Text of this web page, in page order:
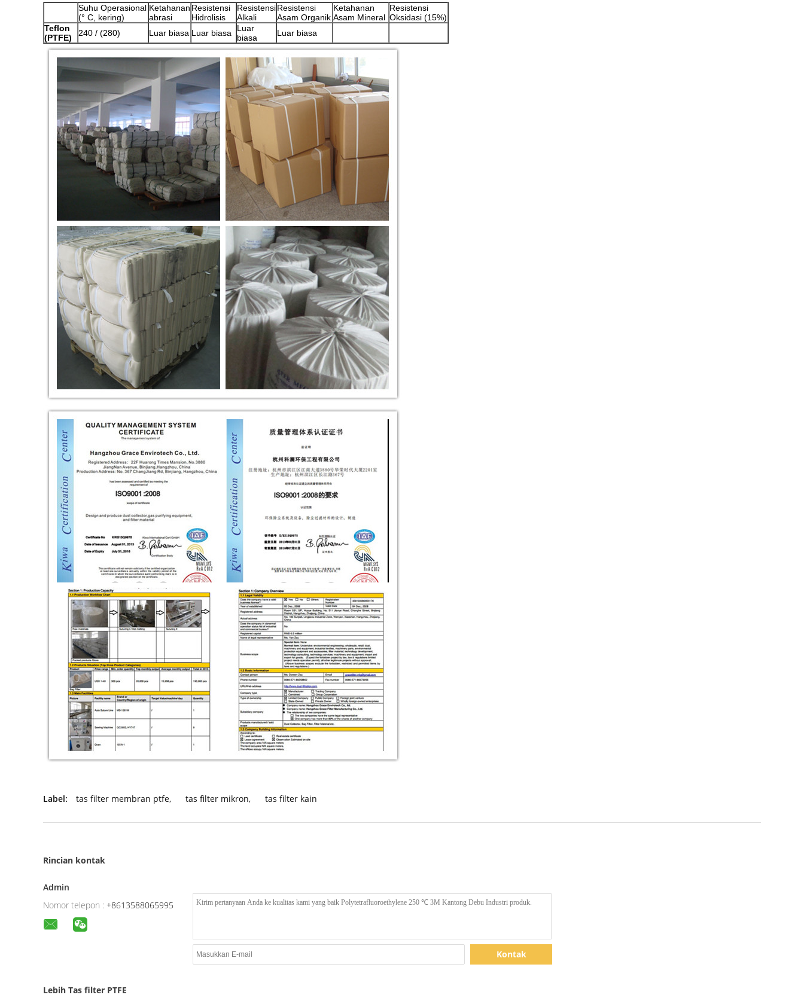
Suhu Operasional
(° C, kering)
Ketahanan
abrasi
Resistensi
Hidrolisis
Resistensi
Alkali
Resistensi
Asam Organik
Ketahanan
Asam Mineral
Resistensi
Oksidasi (15%)
Teflon
(PTFE)
240 / (280) Luar biasa Luar biasa
Luar
biasa
Luar biasa
Label: tas filter membran ptfe, tas filter mikron, tas filter kain
Rincian kontak
Admin
Nomor telepon : +8613588065995
Kontak
Lebih Tas filter PTFE